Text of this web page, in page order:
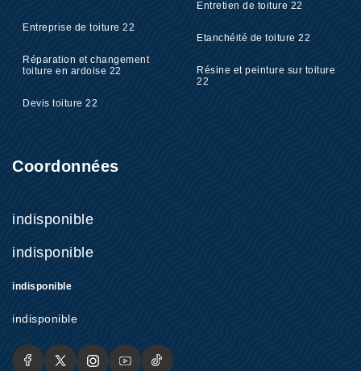
Entreprise de toiture 22
Réparation et changement
toiture en ardoise 22
Devis toiture 22
Entretien de toiture 22
Etanchéité de toiture 22
Résine et peinture sur toiture
22
Coordonnées
indisponible
indisponible
indisponible
indisponible